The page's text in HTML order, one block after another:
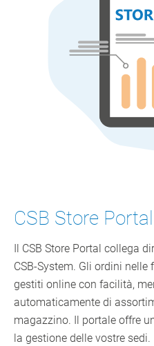
CSB Store Portal
Il CSB Store Portal collega
CSB-System. Gli ordini
gestiti online con facilità,
automaticamente di
magazzino. Il portale offre
la gestione delle vostre sedi.